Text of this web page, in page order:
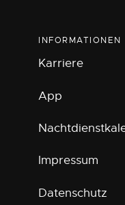
INFORMATIONEN
Karriere
App
Impressum
Datenschutz